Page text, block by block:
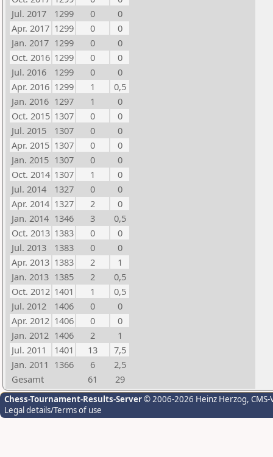
Jul. 2017
1299 0
0
Apr. 2017 1299 0
0
Jan. 2017 1299 0
0
Oct. 2016 1299 0
0
Jul. 2016
1299 0
0
Apr. 2016 1299 1
0,5
Jan. 2016 1297 1
0
Oct. 2015 1307 0
0
Jul. 2015
1307 0
0
Apr. 2015 1307 0
0
Jan. 2015 1307 0
0
Oct. 2014 1307 1
0
Jul. 2014
1327 0
0
Apr. 2014 1327 2
0
Jan. 2014 1346 3
0,5
Oct. 2013 1383 0
0
Jul. 2013
1383 0
0
Apr. 2013 1383 2
1
Jan. 2013 1385 2
0,5
Oct. 2012 1401 1
0,5
Jul. 2012
1406 0
0
Apr. 2012 1406 0
0
Jan. 2012 1406 2
1
Jul. 2011
1401 13
7,5
Jan. 2011 1366 6
2,5
Gesamt
61 29
Chess-Tournament-Results-Server© 2006-2026 Heinz Herzog,
Legal details/Terms of use